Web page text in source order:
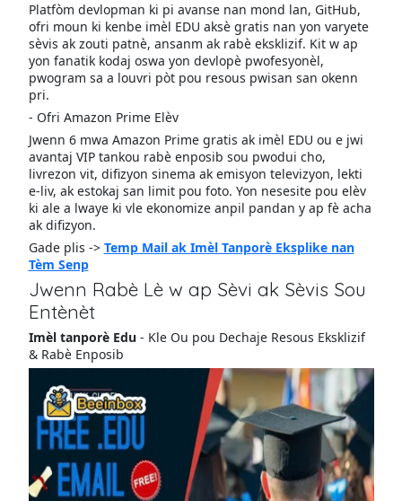
Platfòm devlopman ki pi avanse nan mond lan, GitHub,
ofri moun ki kenbe imèl EDU aksè gratis nan yon varyete
sèvis ak zouti patnè, ansanm ak rabè eksklizif. Kit w ap
yon fanatik kodaj oswa yon devlopè pwofesyonèl,
pwogram sa a louvri pòt pou resous pwisan san okenn
pri.
- Ofri Amazon Prime Elèv
Jwenn 6 mwa Amazon Prime gratis ak imèl EDU ou e jwi
avantaj VIP tankou rabè enposib sou pwodui cho,
livrezon vit, difizyon sinema ak emisyon televizyon, lekti
e-liv, ak estokaj san limit pou foto. Yon nesesite pou elèv
ki ale a lwaye ki vle ekonomize anpil pandan y ap fè acha
ak difizyon.
Gade plis -> Temp Mail ak Imèl Tanporè Eksplike nan
Tèm Senp
Jwenn Rabè Lè w ap Sèvi ak Sèvis Sou
Entènèt
Imèl tanporè Edu- Kle Ou pou Dechaje Resous Eksklizif
& Rabè Enposib